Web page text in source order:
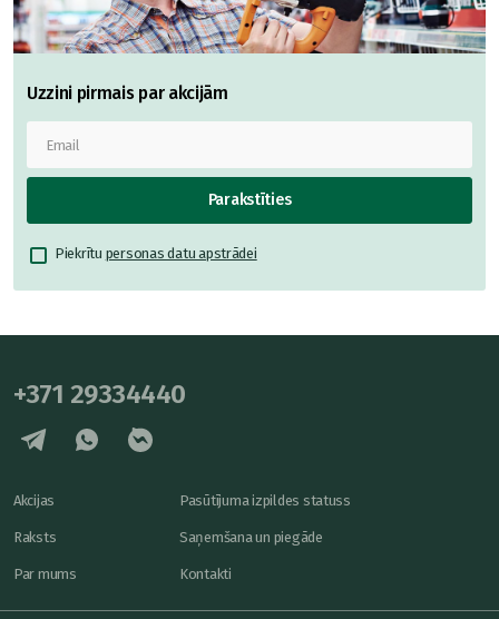
Uzzini pirmais par akcijām
Parakstīties
Piekrītu personas datu apstrādei
+371 29334440
Akcijas
Raksts
Par mums
Pasūtījuma izpildes statuss
Saņemšana un piegāde
Kontakti